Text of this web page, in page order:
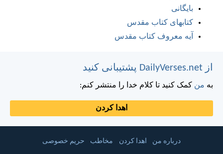
بایگانی
کتابهای کتاب مقدس
آیه معروف کتاب مقدس
از DailyVerses.net پشتیبانی کنید
به من کمک کنید تا کلام خدا را منتشر کنم:
اهدا کردن
درباره من اهدا کردن مخاطب حریم خصوصی